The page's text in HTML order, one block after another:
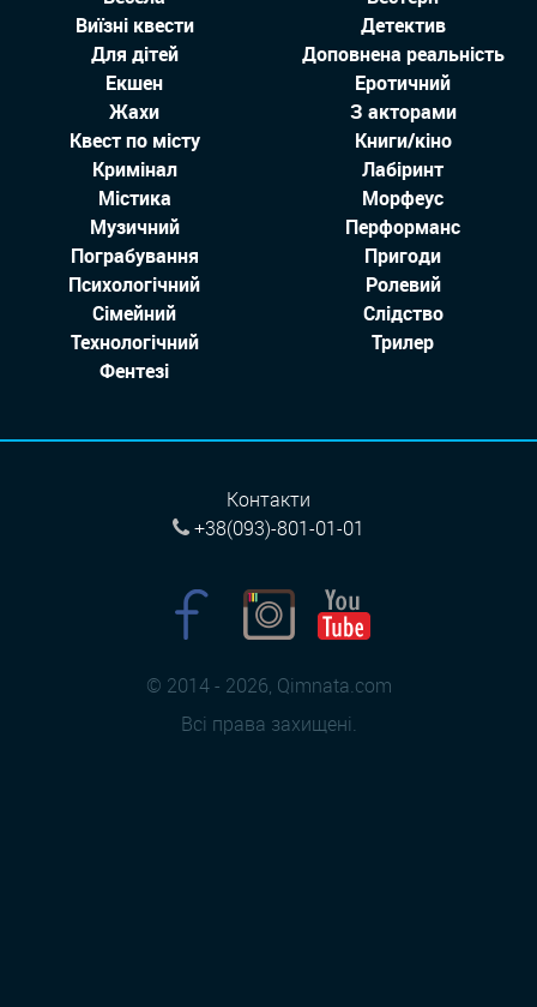
Виїзні квести
Детектив
Для дітей
Доповнена реальність
Екшен
Еротичний
Жахи
З акторами
Квест по місту
Книги/кіно
Кримінал
Лабіринт
Містика
Морфеус
Музичний
Перформанс
Пограбування
Пригоди
Психологічний
Ролевий
Сімейний
Слідство
Технологiчний
Трилер
Фентезі
© 2014 - 2026, Qimnata.com
Всі права захищені.
Контакти
+38(093)-801-01-01